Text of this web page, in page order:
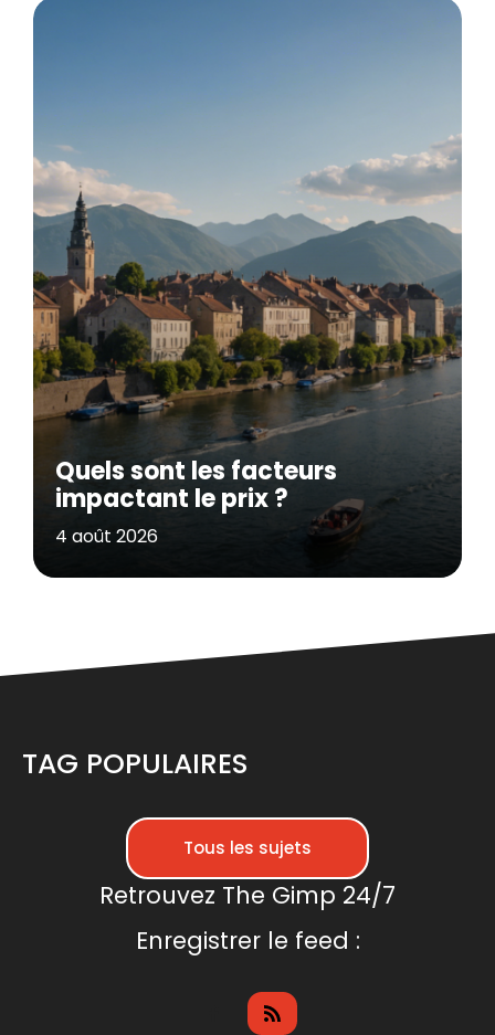
Quels sont les facteurs
impactant le prix ?
4 août 2026
TAG POPULAIRES
Tous les sujets
Retrouvez The Gimp 24/7
Enregistrer le feed :